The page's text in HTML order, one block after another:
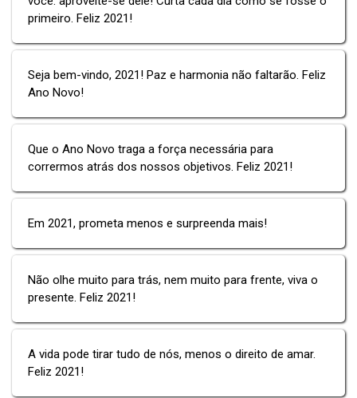
primeiro. Feliz 2021!
Seja bem-vindo, 2021! Paz e harmonia não faltarão. Feliz
Ano Novo!
Que o Ano Novo traga a força necessária para
corrermos atrás dos nossos objetivos. Feliz 2021!
Em 2021, prometa menos e surpreenda mais!
Não olhe muito para trás, nem muito para frente, viva o
presente. Feliz 2021!
A vida pode tirar tudo de nós, menos o direito de amar.
Feliz 2021!